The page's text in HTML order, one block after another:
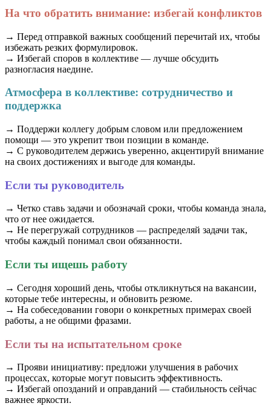
На что обратить внимание: избегай конфликтов
→ Перед отправкой важных сообщений перечитай их, чтобы
избежать резких формулировок.
→ Избегай споров в коллективе — лучше обсудить
разногласия наедине.
Атмосфера в коллективе: сотрудничество и
поддержка
→ Поддержи коллегу добрым словом или предложением
помощи — это укрепит твои позиции в команде.
→ С руководителем держись уверенно, акцентируй внимание
на своих достижениях и выгоде для команды.
Если ты руководитель
→ Четко ставь задачи и обозначай сроки, чтобы команда знала,
что от нее ожидается.
→ Не перегружай сотрудников — распределяй задачи так,
чтобы каждый понимал свои обязанности.
Если ты ищешь работу
→ Сегодня хороший день, чтобы откликнуться на вакансии,
которые тебе интересны, и обновить резюме.
→ На собеседовании говори о конкретных примерах своей
работы, а не общими фразами.
Если ты на испытательном сроке
→ Прояви инициативу: предложи улучшения в рабочих
процессах, которые могут повысить эффективность.
→ Избегай опозданий и оправданий — стабильность сейчас
важнее яркости.